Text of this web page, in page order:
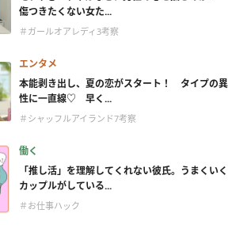
傷つきたくない女た...
＃ガールオアレディ3考察
エンタメ
本能剥き出し、夏の恋がスタート！ タイプの異
性に一直線♡ 早く...
＃シャッフルアイランド7考察
働く
「推し活」を理解してくれない彼氏。うまくいく
カップルがしている...
＃お仕事ハック